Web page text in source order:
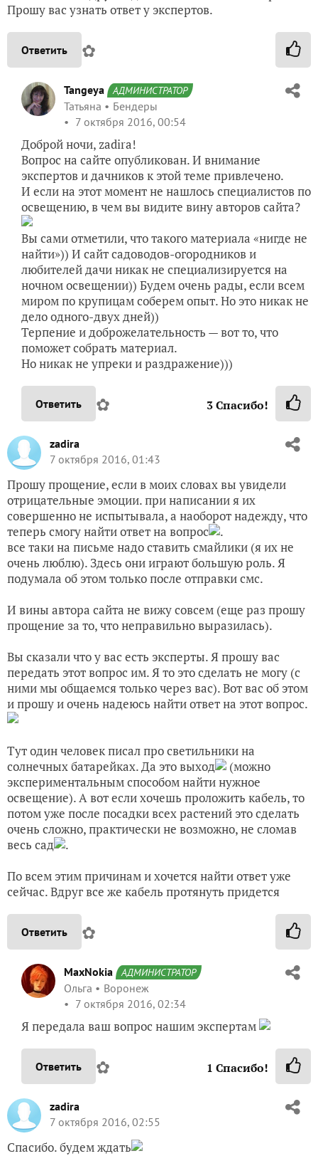
Прошу вас узнать ответ у экспертов.
Ответить ✿
Tangeya АДМИНИСТРАТОР
Татьяна
Бендеры
7 октября 2016, 00:54
Доброй ночи, zadira!
Вопрос на сайте опубликован. И внимание
экспертов и дачников к этой теме привлечено.
И если на этот момент не нашлось специалистов по
освещению, в чем вы видите вину авторов сайта?
Вы сами отметили, что такого материала «нигде не
найти»)) И сайт садоводов-огородников и
любителей дачи никак не специализируется на
ночном освещении)) Будем очень рады, если всем
миром по крупицам соберем опыт. Но это никак не
дело одного-двух дней))
Терпение и доброжелательность — вот то, что
поможет собрать материал.
Но никак не упреки и раздражение)))
Ответить ✿ 3Спасибо!
zadira
7 октября 2016, 01:43
Прошу прощение, если в моих словах вы увидели
отрицательные эмоции. при написании я их
совершенно не испытывала, а наоборот надежду, что
теперь смогу найти ответ на вопрос
.
все таки на письме надо ставить смайлики (я их не
очень люблю). Здесь они играют большую роль. Я
подумала об этом только после отправки смс.
И вины автора сайта не вижу совсем (еще раз прошу
прощение за то, что неправильно выразилась).
Вы сказали что у вас есть эксперты. Я прошу вас
передать этот вопрос им. Я то это сделать не могу (с
ними мы общаемся только через вас). Вот вас об этом
и прошу и очень надеюсь найти ответ на этот вопрос.
Тут один человек писал про светильники на
солнечных батарейках. Да это выход
(можно
экспериментальным способом найти нужное
освещение). А вот если хочешь проложить кабель, то
потом уже после посадки всех растений это сделать
очень сложно, практически не возможно, не сломав
весь сад
.
По всем этим причинам и хочется найти ответ уже
сейчас. Вдруг все же кабель протянуть придется
Ответить ✿
MaxNokia АДМИНИСТРАТОР
Ольга
Воронеж
7 октября 2016, 02:34
Я передала ваш вопрос нашим экспертам
Ответить ✿ 1 Спасибо!
zadira
7 октября 2016, 02:55
Спасибо. будем ждать